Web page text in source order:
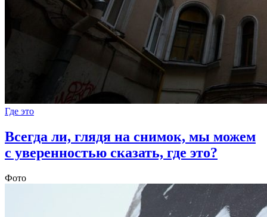
Где это
Всегда ли, глядя на снимок, мы можем
с уверенностью сказать, где это?
Фото